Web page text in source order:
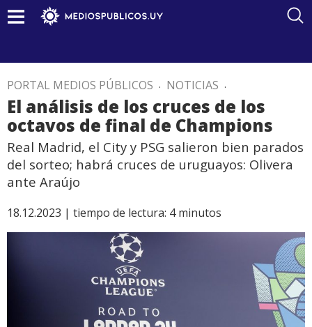
PORTAL MEDIOS PÚBLICOS . NOTICIAS .
El análisis de los cruces de los
octavos de final de Champions
Real Madrid, el City y PSG salieron bien parados
del sorteo; habrá cruces de uruguayos: Olivera
ante Araújo
18.12.2023 | tiempo de lectura: 4 minutos